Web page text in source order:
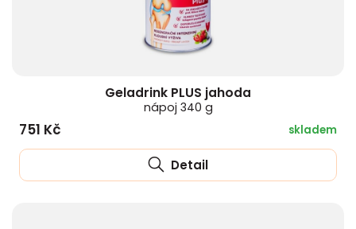
Geladrink PLUS jahoda
nápoj 340 g
751 Kč skladem
Detail